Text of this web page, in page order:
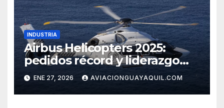
INDUSTRIA
Airbus Helicopters 2025:
pedidos récord y liderazgo
sostenido
ENE 27, 2026 AVIACIONGUAYAQUIL.COM